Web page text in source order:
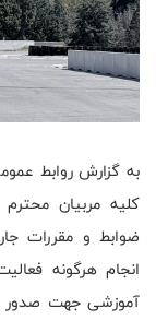
به گزارش روابط
کلیه مربیان
انجام هرگونه
آموزشی جهت صدور